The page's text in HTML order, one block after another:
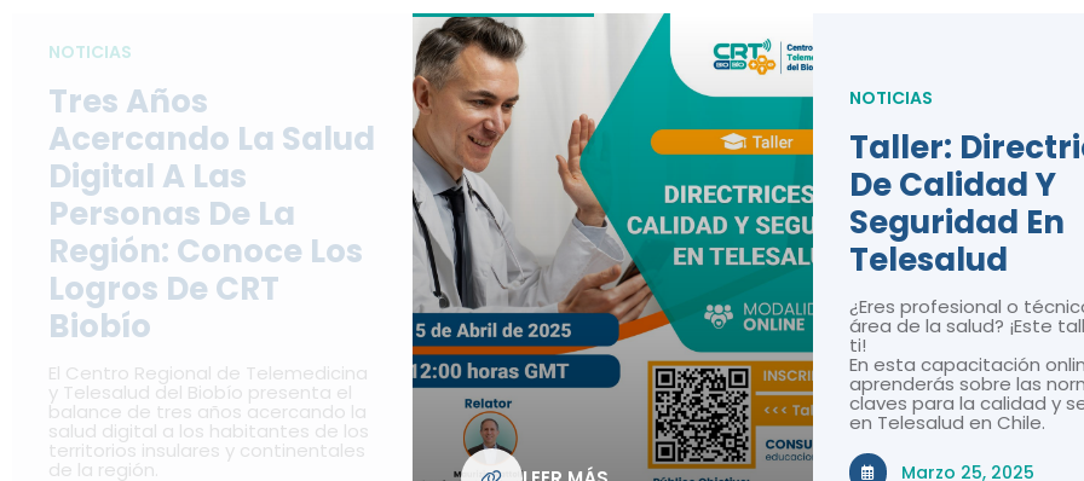
NOTICIAS
Tres Años
Acercando La Salud
Digital A Las
Personas De La
Región: Conoce Los
Logros De CRT
Biobío
El Centro Regional de Telemedicina
y Telesalud del Biobío presenta el
balance de tres años acercando la
salud digital a los habitantes de los
territorios insulares y continentales
de la región.
NOTICIAS
Taller:
De Calidad Y
Seguridad En
Telesalud
¿Eres profesional o
área de la salud? ¡Este
ti!
En esta capacitación
aprenderás sobre las
claves para la calidad y
en Telesalud en Chile.
Marzo 25, 2025